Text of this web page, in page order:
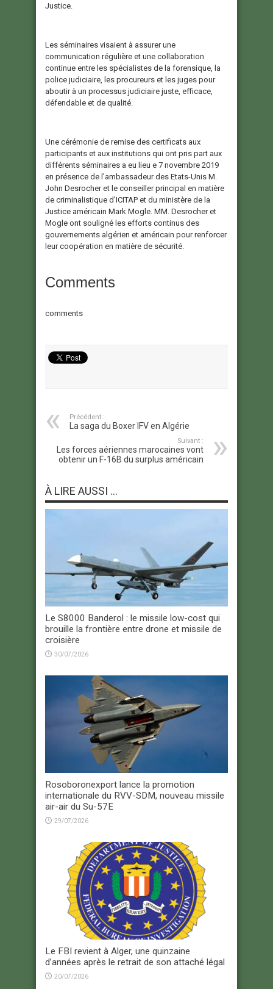
Justice.
Les séminaires visaient à assurer une
communication régulière et une collaboration
continue entre les spécialistes de la forensique, la
police judiciaire, les procureurs et les juges pour
aboutir à un processus judiciaire juste, efficace,
défendable et de qualité.
Une cérémonie de remise des certificats aux
participants et aux institutions qui ont pris part aux
différents séminaires a eu lieu e 7 novembre 2019
en présence de l’ambassadeur des Etats-Unis M.
John Desrocher et le conseiller principal en matière
de criminalistique d’ICITAP et du ministère de la
Justice américain Mark Mogle. MM. Desrocher et
Mogle ont souligné les efforts continus des
gouvernements algérien et américain pour renforcer
leur coopération en matière de sécurité.
Comments
comments
Précédent :
La saga du Boxer IFV en Algérie
Suivant :
Les forces aériennes marocaines vont
obtenir un F-16B du surplus américain
À LIRE AUSSI ...
Le S8000 Banderol : le missile low-cost qui
brouille la frontière entre drone et missile de
croisière
30/07/2026
Rosoboronexport lance la promotion
internationale du RVV-SDM, nouveau missile
air-air du Su-57E
29/07/2026
Le FBI revient à Alger, une quinzaine
d’années après le retrait de son attaché légal
20/07/2026